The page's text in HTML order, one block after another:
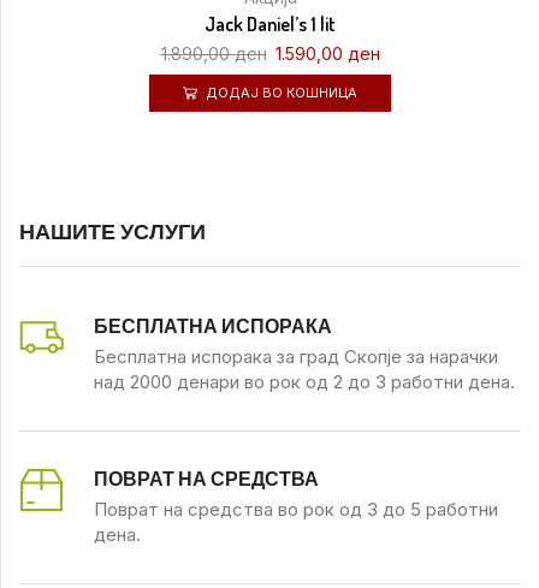
Jack Daniel’s 1 lit
1.890,00ден 1.590,00 ден
ДОДАЈ ВО КОШНИЦА
НАШИТЕ УСЛУГИ
БЕСПЛАТНА ИСПОРАКА
Бесплатна испорака за град Скопје за нарачки
над 2000 денари во рок од 2 до 3 работни дена.
ПОВРАТ НА СРЕДСТВА
Поврат на средства во рок од 3 до 5 работни
дена.